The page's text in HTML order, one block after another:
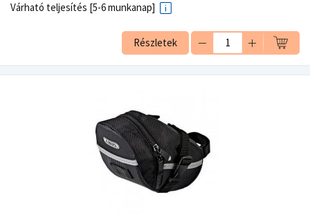
Várható teljesítés [5-6 munkanap]
Részletek